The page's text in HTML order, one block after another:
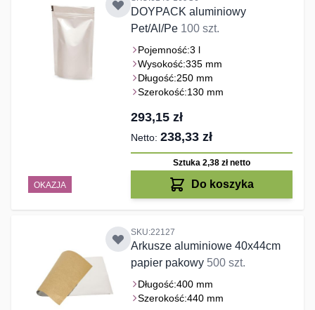
OKAZJA
DOYPACK aluminiowy
Pet/Al/Pe 100 szt.
Pojemność:3 l
Wysokość:335 mm
Długość:250 mm
Szerokość:130 mm
293,15 zł
238,33 zł
Sztuka 2,38 złnetto
Do koszyka
SKU:22127
Arkusze aluminiowe 40x44cm
papier pakowy 500 szt.
Długość:400 mm
Szerokość:440 mm